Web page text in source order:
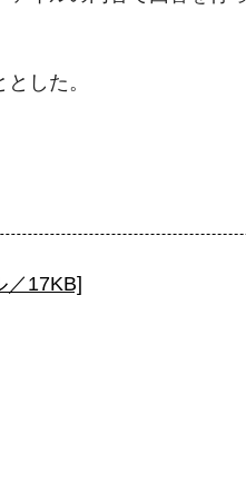
した。
／17KB]